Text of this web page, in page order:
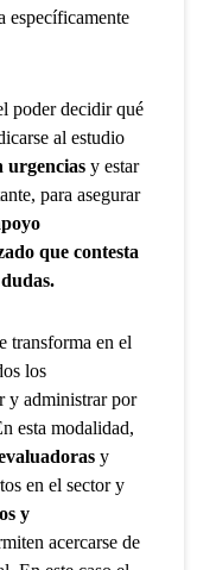
específicamente
poder decidir qué
al estudio
urgencias y estar
para asegurar
que contesta
transforma en el
los
y administrar por
esta modalidad,
y
en el sector y
y
acercarse de